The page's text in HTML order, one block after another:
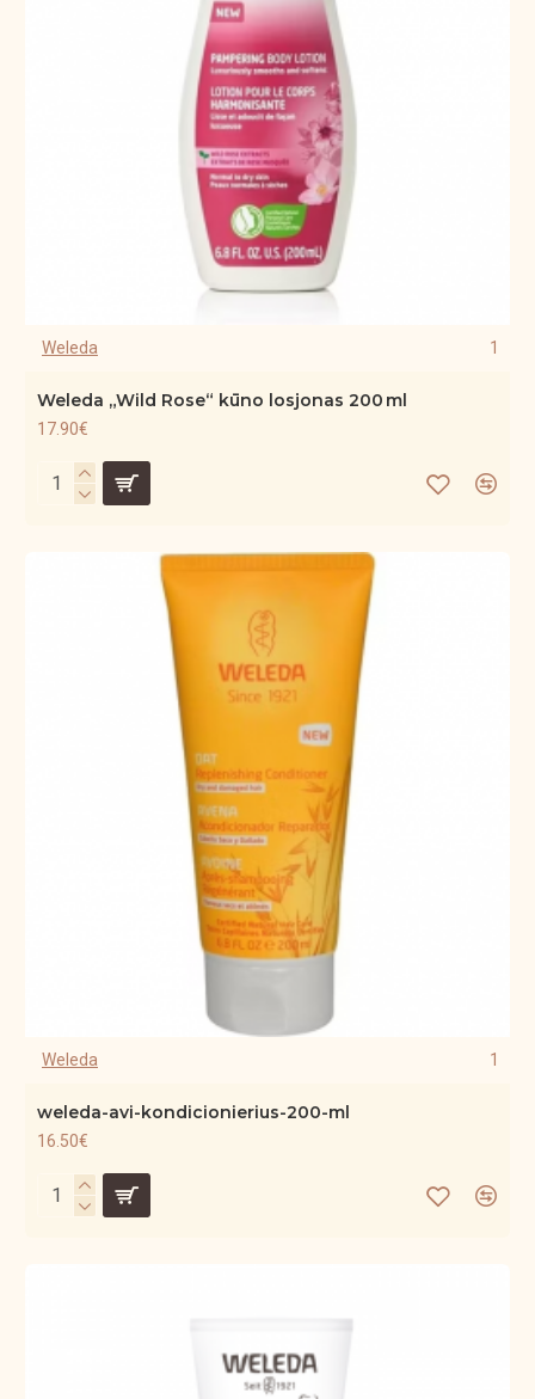
Weleda 1
Weleda „Wild Rose“ kūno losjonas 200 ml
17.90€
Weleda 1
weleda-avi-kondicionierius-200-ml
16.50€